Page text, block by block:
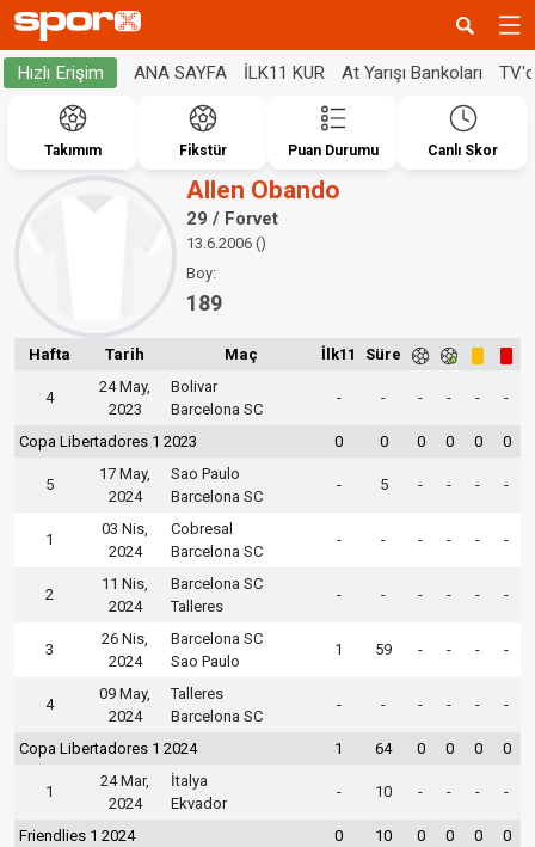
Hızlı Erişim ANA SAYFA İLK11 KUR At Yarışı Bankoları
Takımım Fikstür Puan Durumu Canlı Skor
Allen Obando
29 / Forvet
13.6.2006 ()
Boy:
189
Hafta Tarih Maç İlk11 Süre
4
24 May,
2023
Bolivar
Barcelona SC
- - - - - -
Copa Libertadores 1 2023 0 0 0 0 0 0
5
17 May,
2024
Sao Paulo
Barcelona SC
- 5 - - - -
1
03 Nis,
2024
Cobresal
Barcelona SC
- - - - - -
2
11 Nis,
2024
Barcelona SC
Talleres
- - - - - -
3
26 Nis,
2024
Barcelona SC
Sao Paulo
1 59 - - - -
4
09 May,
2024
Talleres
Barcelona SC
- - - - - -
Copa Libertadores 1 2024 1 64 0 0 0 0
1
24 Mar,
2024
İtalya
Ekvador
- 10 - - - -
Friendlies 1 2024 0 10 0 0 0 0